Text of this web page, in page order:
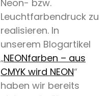
Neon- bzw.
Leuchtfarbendruck zu
realisieren. In
unserem Blogartikel
„NEONfarben – aus
CMYK wird NEON“
haben wir bereits